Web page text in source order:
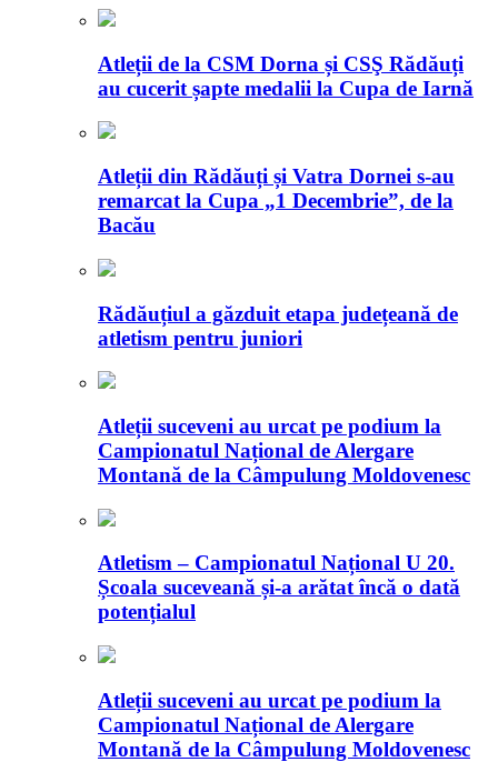
Atleții de la CSM Dorna și CSŞ Rădăuți
au cucerit șapte medalii la Cupa de Iarnă
Atleții din Rădăuți și Vatra Dornei s-au
remarcat la Cupa „1 Decembrie”, de la
Bacău
Rădăuțiul a găzduit etapa județeană de
atletism pentru juniori
Atleții suceveni au urcat pe podium la
Campionatul Național de Alergare
Montană de la Câmpulung Moldovenesc
Atletism – Campionatul Național U 20.
Școala suceveană și-a arătat încă o dată
potențialul
Atleții suceveni au urcat pe podium la
Campionatul Național de Alergare
Montană de la Câmpulung Moldovenesc